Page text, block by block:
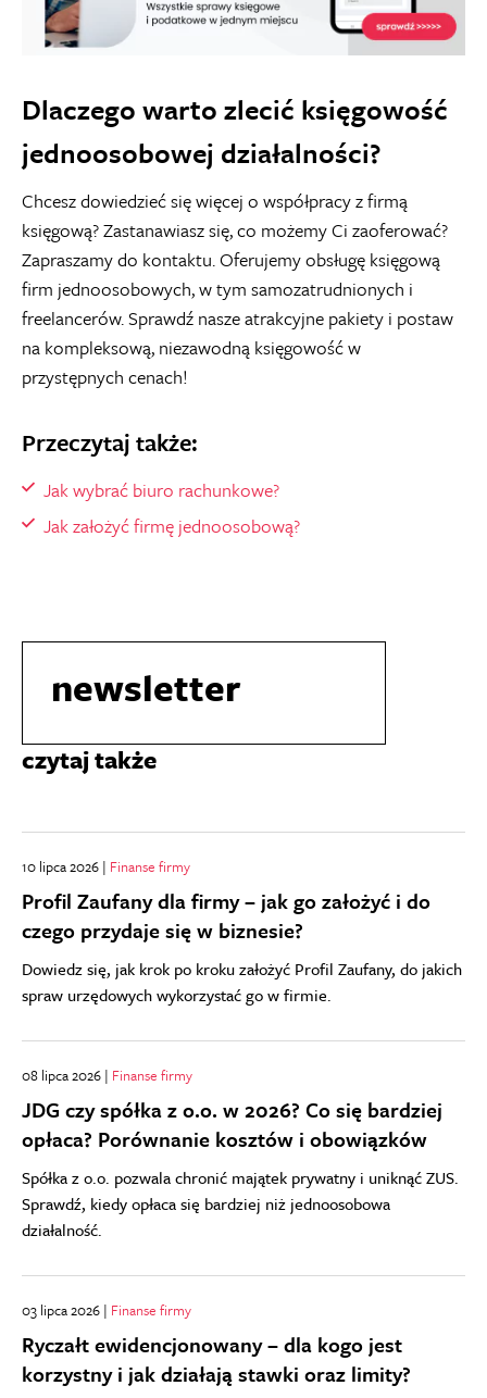
Dlaczego warto zlecić księgowość
jednoosobowej działalności?
Chcesz dowiedzieć się więcej o współpracy z firmą
księgową? Zastanawiasz się, co możemy Ci zaoferować?
Zapraszamy do kontaktu. Oferujemyobsługę księgową
firm jednoosobowych, w tym samozatrudnionych i
freelancerów. Sprawdź nasze atrakcyjne pakiety i postaw
na kompleksową, niezawodną księgowość w
przystępnych cenach!
Przeczytaj także:
Jak wybrać biuro rachunkowe?
Jak założyć firmę jednoosobową?
newsletter
czytaj także
10 lipca 2026 | Finanse firmy
Profil Zaufany dla firmy – jak go założyć i do
czego przydaje się w biznesie?
Dowiedz się, jak krok po kroku założyć Profil Zaufany, do jakich
spraw urzędowych wykorzystać go w firmie.
08 lipca 2026 | Finanse firmy
JDG czy spółka z o.o. w 2026? Co się bardziej
opłaca? Porównanie kosztów i obowiązków
Spółka z o.o. pozwala chronić majątek prywatny i uniknąć ZUS.
Sprawdź, kiedy opłaca się bardziej niż jednoosobowa
działalność.
03 lipca 2026 | Finanse firmy
Ryczałt ewidencjonowany – dla kogo jest
korzystny i jak działają stawki oraz limity?